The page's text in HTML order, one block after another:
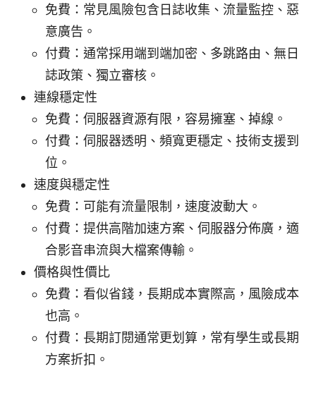
免費：常見風險包含日誌收集、流量監控、惡
意廣告。
付費：通常採用端到端加密、多跳路由、無日
誌政策、獨立審核。
連線穩定性
免費：伺服器資源有限，容易擁塞、掉線。
付費：伺服器透明、頻寬更穩定、技術支援到
位。
速度與穩定性
免費：可能有流量限制，速度波動大。
付費：提供高階加速方案、伺服器分佈廣，適
合影音串流與大檔案傳輸。
價格與性價比
免費：看似省錢，長期成本實際高，風險成本
也高。
付費：長期訂閱通常更划算，常有學生或長期
方案折扣。